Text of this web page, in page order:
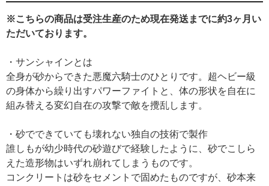
※こちらの商品は受注生産のため現在発送までに約3ヶ月い
ただいております。
・サンシャインとは
全身が砂からできた悪魔六騎士のひとりです。超ヘビー級
の身体から繰り出すパワーファイトと、体の形状を自在に
組み替える変幻自在の攻撃で敵を攪乱します。
・砂でできていても壊れない独自の技術で製作
誰しもが幼少時代の砂遊びで経験したように、砂でこしら
えた造形物はいずれ崩れてしまうものです。
コンクリートは砂をセメントで固めたものですが、砂本来